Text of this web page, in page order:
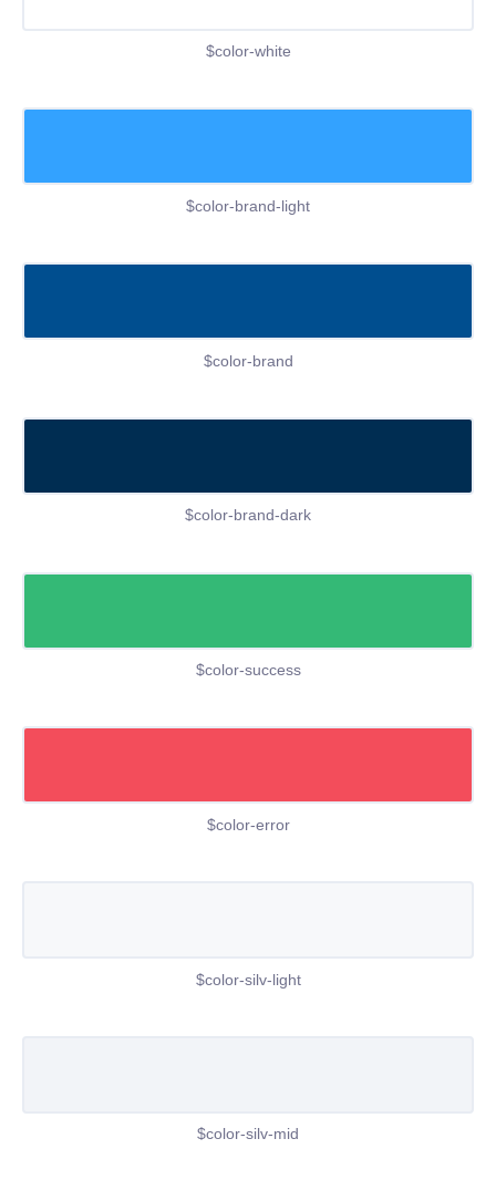
$color-white
$color-brand-light
$color-brand
$color-brand-dark
$color-success
$color-error
$color-silv-light
$color-silv-mid